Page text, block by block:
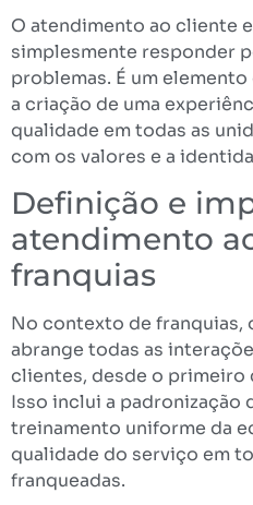
O atendimento ao cliente
simplesmente responder
problemas. É um
a criação de uma
qualidade em todas as
com os valores e a
Definição e
atendimento
franquias
No contexto de franquias,
abrange todas as
clientes, desde o primeiro
Isso inclui a padronização
treinamento uniforme da
qualidade do serviço em
franqueadas.